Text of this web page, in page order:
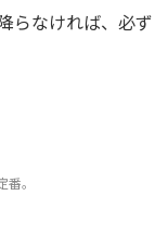
らなければ、必ず
。